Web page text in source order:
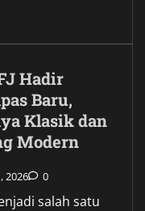
Hadir
Baru,
Klasik dan
Modern
2026 0
salah satu